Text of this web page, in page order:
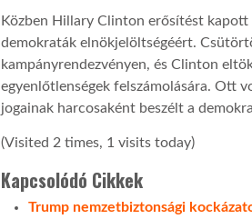
Közben Hillary Clinton erősítést kapott
demokraták elnökjelöltségéért.
kampányrendezvényen, és Clinton
egyenlőtlenségek felszámolására. Ott
jogainak harcosaként beszélt a
(Visited 2 times, 1 visits today)
Kapcsolódó Cikkek
Trump nemzetbiztonsági